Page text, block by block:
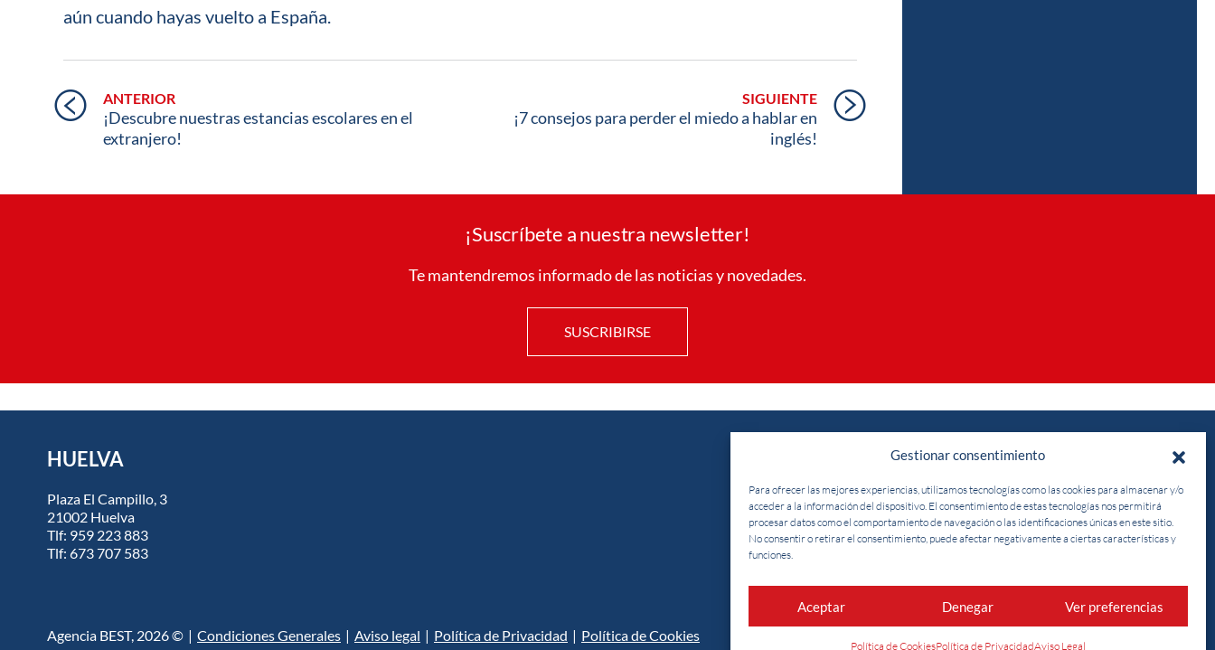
Gestionar consentimiento
Para ofrecer las mejores experiencias, utilizamos tecnologías como las cookies para almacenar y/o
acceder a la información del dispositivo. El consentimiento de estas tecnologías nos permitirá
procesar datos como el comportamiento de navegación o las identificaciones únicas en este sitio.
No consentir o retirar el consentimiento, puede afectar negativamente a ciertas características y
funciones.
Aceptar Denegar Ver preferencias
Política de CookiesPolítica de PrivacidadAviso Legal
aún cuando hayas vuelto a España.
ANTERIOR
¡Descubre nuestras estancias escolares en el
extranjero!
SIGUIENTE
¡7 consejos para perder el miedo a hablar en
inglés!
¡Suscríbete a nuestra newsletter!
Te mantendremos informado de las noticias y novedades.
SUSCRIBIRSE
HUELVA
Plaza El Campillo, 3
21002 Huelva
Tlf: 959 223 883
Tlf: 673 707 583
de nuestra
OFICINA VIRTUAL
Agencia BEST, 2026 © | Condiciones Generales | Aviso legal | Política de Privacidad | Política de Cookies